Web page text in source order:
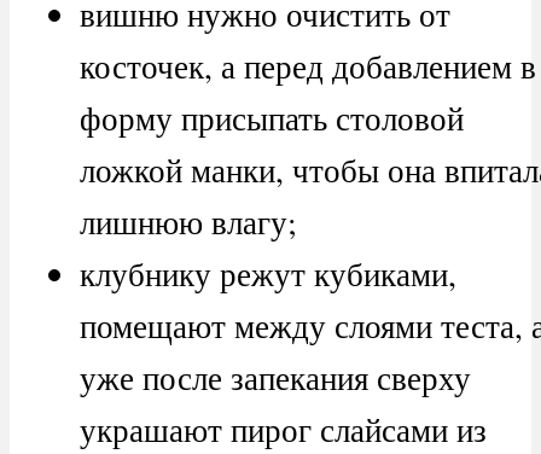
вишню нужно очистить от
косточек, а перед добавлением в
форму присыпать столовой
ложкой манки, чтобы она
лишнюю влагу;
клубнику режут кубиками,
помещают между слоями теста,
уже после запекания сверху
украшают пирог слайсами из